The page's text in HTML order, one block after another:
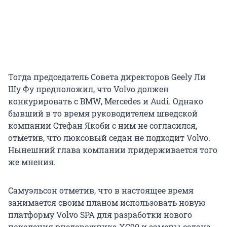
Тогда председатель Совета директоров Geely Ли
Шу Фу предположил, что Volvo должен
конкурировать с BMW, Mercedes и Audi. Однако
бывший в то время руководителем шведской
компании Стефан Якоби с ним не согласился,
отметив, что люксовый седан не подходит Volvo.
Нынешний глава компании придерживается того
же мнения.
Самуэльсон отметив, что в настоящее время
занимается своим планом использовать новую
платформу Volvo SPA для разработки нового